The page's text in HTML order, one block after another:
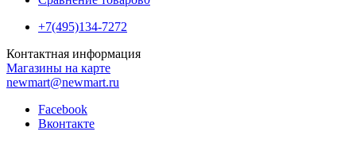
+7(495)134-7272
Контактная информация
Магазины на карте
newmart@newmart.ru
Facebook
Вконтакте